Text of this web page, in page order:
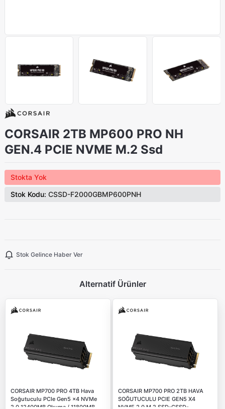
CORSAIR 2TB MP600 PRO NH
GEN.4 PCIE NVME M.2 Ssd
Stokta Yok
Stok Kodu: CSSD-F2000GBMP600PNH
Stok Gelince Haber Ver
Alternatif Ürünler
CORSAIR MP700 PRO 4TB Hava
Soğutuculu PCIe Gen5 x4 NVMe
2.0 12400MB Okuma / 11800MB
CORSAIR MP700 PRO 2TB HAVA
SOĞUTUCULU PCIE GEN5 X4
NVME 2.0 M.2 SSD-CSSD-